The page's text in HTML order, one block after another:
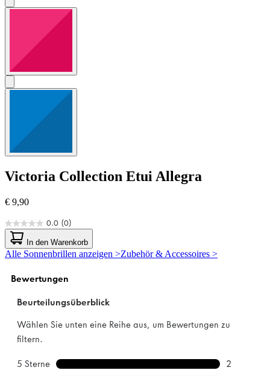
Victoria Collection Etui Allegra
€ 9,90
0.0 (0)
0.0
von
5
Sternen.
In den Warenkorb
Alle Sonnenbrillen anzeigen >Zubehör & Accessoires >